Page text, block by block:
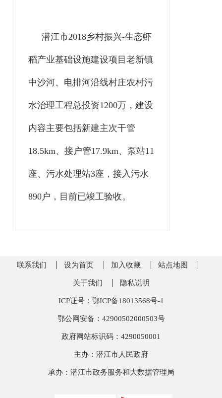
潜江市2018乡村振兴-生态虾
稻产业基础设施建设项目老新镇
中沙河、电排河沿线村庄农村污
水治理工程总投资1200万，建设
内容主要包括新建主次干管
18.5km、接户管17.9km、泵站11
座、污水处理站3座，接入污水
890户，目前已竣工验收。
联系我们 设为首页 加入收藏 站点地图
关于我们 隐私说明
ICP证号：鄂ICP备18013568号-1
鄂公网安备：42900502000503号
政府网站标识码：4290050001
主办：潜江市人民政府
承办：潜江市政务服务和大数据管理局